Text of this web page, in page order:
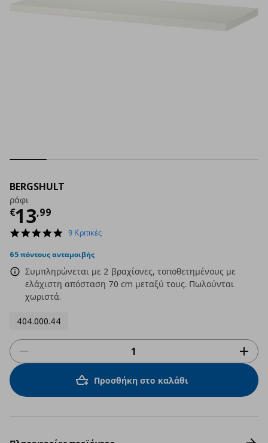
BERGSHULT
ράφι
€13,99
Τρέχουσα τιμή
4.9
rating
9 Κριτικές
65 πόντους ανταμοιβής
Συμπληρώνεται με 2 βραχίονες, τοποθετημένους με
ελάχιστη απόσταση 70 cm μεταξύ τους. Πωλούνται
χωριστά.
404.000.44
Προσθήκη στο καλάθι